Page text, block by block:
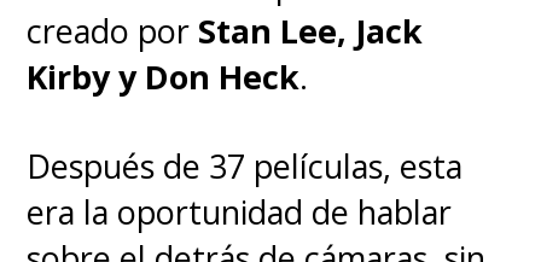
manda (a la gente que tiene que
hacer el trabajo sucio). Así que
verás lo que ocurre cuando no
se resuelve la desigualdad con la
que estamos luchando ahora. Si
como sociedad no somos
creado por Stan Lee, Jack
Kirby y Don Heck.
Después de 37 películas, esta
era la oportunidad de hablar